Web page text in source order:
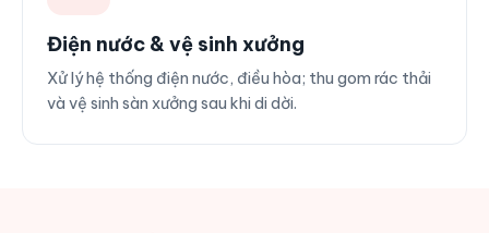
Điện nước & vệ sinh xưởng
Xử lý hệ thống điện nước, điều hòa; thu gom rác thải
và vệ sinh sàn xưởng sau khi di dời.